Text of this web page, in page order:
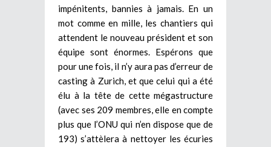
impénitents, bannies à jamais. En un
mot comme en mille, les chantiers qui
attendent le nouveau président et son
équipe sont énormes. Espérons que
pour une fois, il n’y aura pas d’erreur de
casting à Zurich, et que celui qui a été
élu à la tête de cette mégastructure
(avec ses 209 membres, elle en compte
plus que l’ONU qui n’en dispose que de
193) s’attèlera à nettoyer les écuries